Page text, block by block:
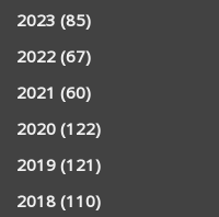
2023(85)
2022(67)
2021 (60)
2020(122)
2019(121)
2018(110)